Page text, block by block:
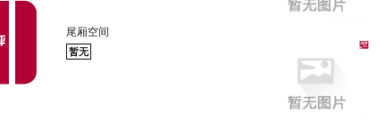
尾厢空间
暂无